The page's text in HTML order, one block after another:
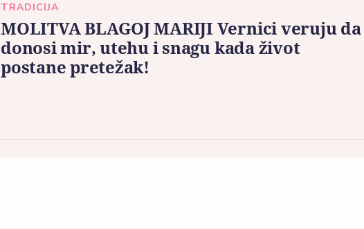
TRADICIJA
MOLITVA BLAGOJ MARIJI Vernici veruju da
donosi mir, utehu i snagu kada život
postane pretežak!